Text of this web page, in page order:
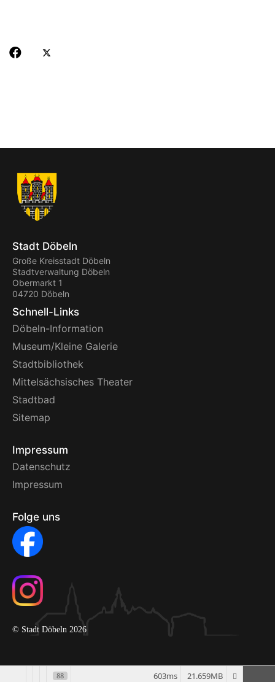
Stadt Döbeln
Große Kreisstadt Döbeln
Stadtverwaltung Döbeln
Obermarkt 1
04720 Döbeln
Schnell-Links
Döbeln-Information
Museum/Kleine Galerie
Stadtbibliothek
Mittelsächsisches Theater
Stadtbad
Sitemap
Impressum
Datenschutz
Impressum
Folge uns
© Stadt Döbeln 2026
88 21.659MB
603ms